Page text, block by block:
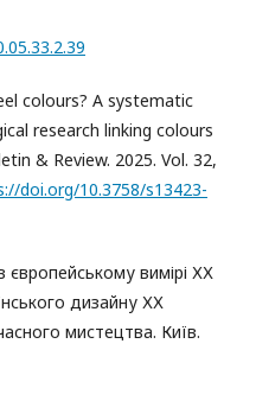
colours? A systematic
research linking colours
& Review. 2025. Vol. 32,
doi.org/10.3758/s13423-
вимірі ХХ
дизайну ХХ
мистецтва. Київ.